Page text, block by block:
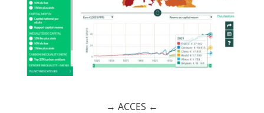
→ ACCES ←